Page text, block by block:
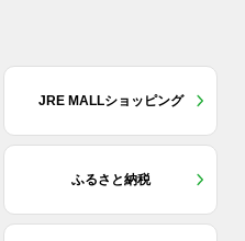
JRE MALLショッピング
ふるさと納税